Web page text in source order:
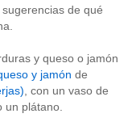
de qué
y queso o jamón
y jamón de
, con un vaso de
un plátano.